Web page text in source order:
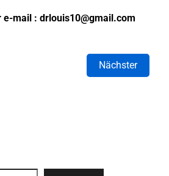
e-mail : drlouis10@gmail.com
Nächster